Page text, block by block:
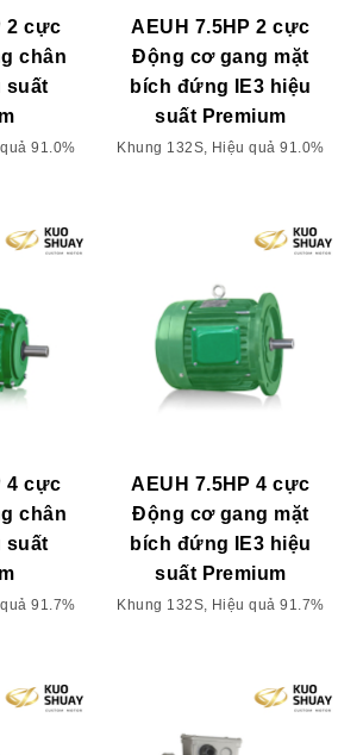
2 cực
chân
suất
91.0%
AEUH 7.5HP 2 cực
Động cơ gang mặt
bích đứng IE3 hiệu
suất Premium
Khung 132S, Hiệu quả 91.0%
4 cực
chân
suất
91.7%
AEUH 7.5HP 4 cực
Động cơ gang mặt
bích đứng IE3 hiệu
suất Premium
Khung 132S, Hiệu quả 91.7%